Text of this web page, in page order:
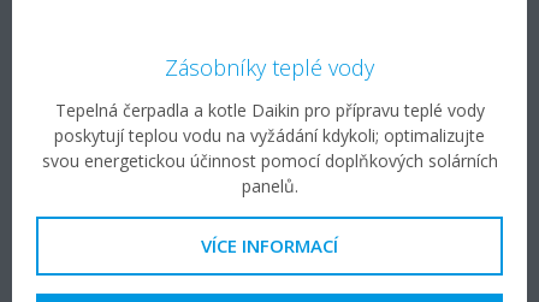
Zásobníky teplé vody
Tepelná čerpadla a kotle Daikin pro přípravu teplé vody
poskytují teplou vodu na vyžádání kdykoli; optimalizujte
svou energetickou účinnost pomocí doplňkových solárních
panelů.
VÍCE INFORMACÍ